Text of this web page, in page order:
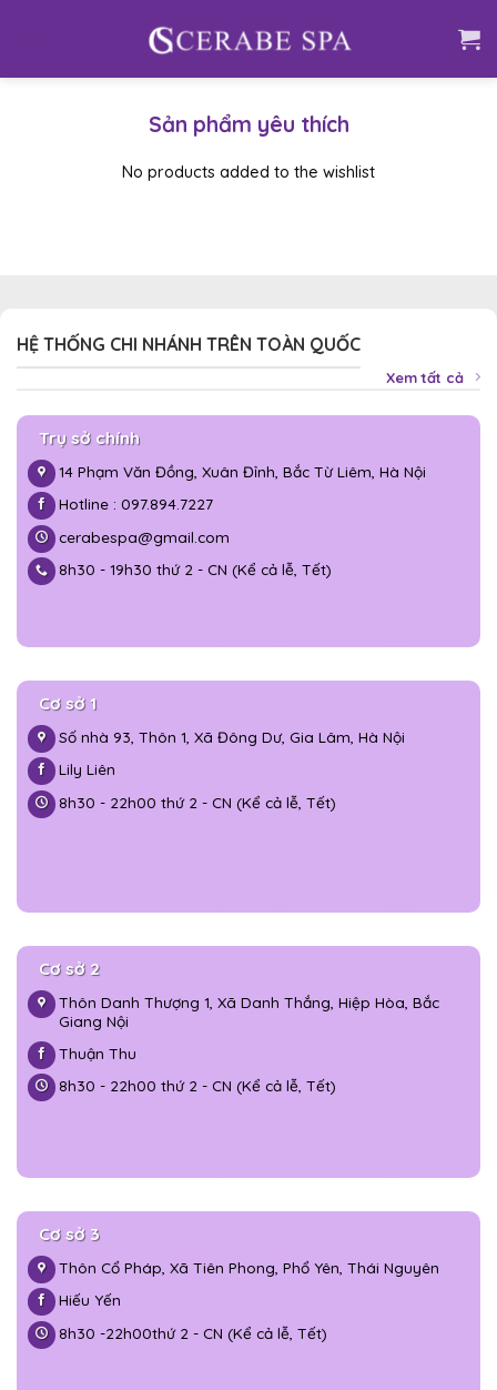
Sản phẩm yêu thích
No products added to the wishlist
HỆ THỐNG CHI NHÁNH TRÊN TOÀN QUỐC
Xem tất cả
Trụ sở chính
14 Phạm Văn Đồng, Xuân Đỉnh, Bắc Từ Liêm, Hà Nội
Hotline : 097.894.7227
cerabespa@gmail.com
8h30 - 19h30 thứ 2 - CN (Kể cả lễ, Tết)
Cơ sở 1
Số nhà 93, Thôn 1, Xã Đông Dư, Gia Lâm, Hà Nội
Lily Liên
8h30 - 22h00 thứ 2 - CN (Kể cả lễ, Tết)
Cơ sở 2
Thôn Danh Thượng 1, Xã Danh Thắng, Hiệp Hòa, Bắc
Giang Nội
Thuận Thu
8h30 - 22h00 thứ 2 - CN (Kể cả lễ, Tết)
Cơ sở 3
Thôn Cổ Pháp, Xã Tiên Phong, Phổ Yên, Thái Nguyên
Hiếu Yến
8h30 -22h00thứ 2 - CN (Kể cả lễ, Tết)